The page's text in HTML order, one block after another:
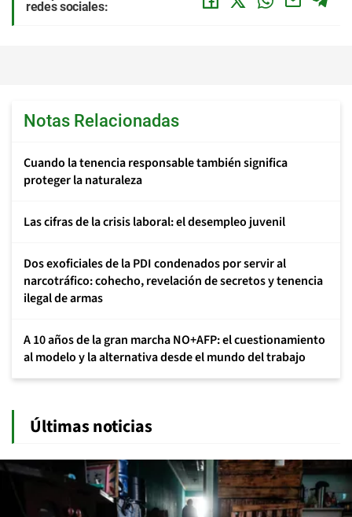
redes sociales:
Notas Relacionadas
Cuando la tenencia responsable también significa
proteger la naturaleza
Las cifras de la crisis laboral: el desempleo juvenil
Dos exoficiales de la PDI condenados por servir al
narcotráfico: cohecho, revelación de secretos y tenencia
ilegal de armas
A 10 años de la gran marcha NO+AFP: el cuestionamiento
al modelo y la alternativa desde el mundo del trabajo
Últimas noticias